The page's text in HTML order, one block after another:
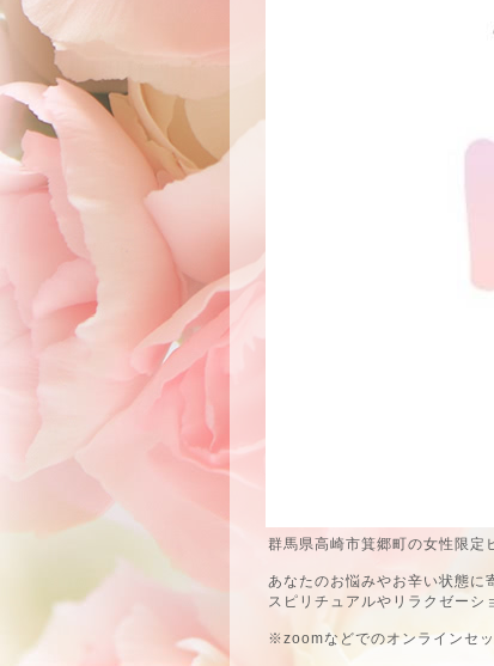
群馬県高崎市箕郷町の女性限定
あなたのお悩みやお辛い状態に
スピリチュアルやリラクゼーシ
※zoomなどでのオンラインセ